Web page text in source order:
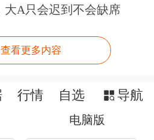
是一股独大，独立董
事会聘任，董事会又
以让独立董事去制约
董事公会
大A只会迟到不会缺席
看更多内容
行情 自选 导航
电脑版